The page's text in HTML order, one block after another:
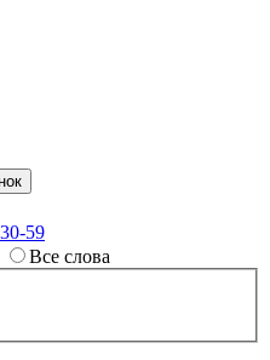
59
Все слова